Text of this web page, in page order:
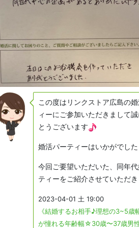
この度はリンクストア広島の
ィーにご参加いただきまして
とうございます
婚活パーティーはいかがでした
今回ご要望いただいた、同年
ティーをご紹介させていただ
2023-04-01 土 19:00
《結婚するお相手♪理想の3~5歳
が憧れる年齢幅☆30歳〜37歳男